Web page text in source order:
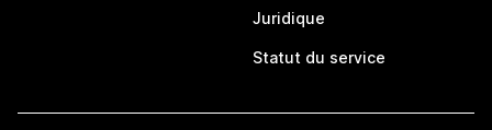
Juridique
Statut du service